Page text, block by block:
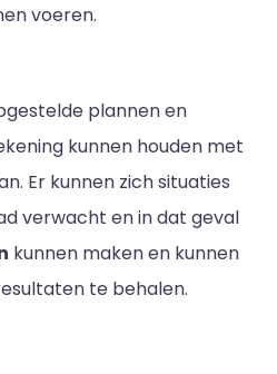
voeren.
plannen en
kunnen houden met
Er kunnen zich situaties
verwacht en in dat geval
kunnen maken en kunnen
te behalen.